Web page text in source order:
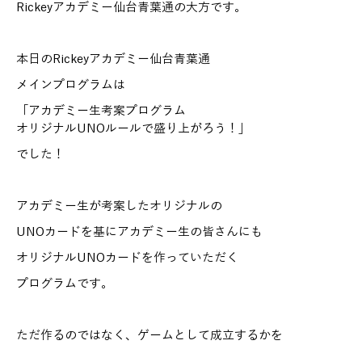
Rickeyアカデミー仙台青葉通の大方です。
本日のRickeyアカデミー仙台青葉通
メインプログラムは
「アカデミー生考案プログラム
オリジナルUNOルールで盛り上がろう！」
でした！
アカデミー生が考案したオリジナルの
UNOカードを基にアカデミー生の皆さんにも
オリジナルUNOカードを作っていただく
プログラムです。
ただ作るのではなく、ゲームとして成立するかを